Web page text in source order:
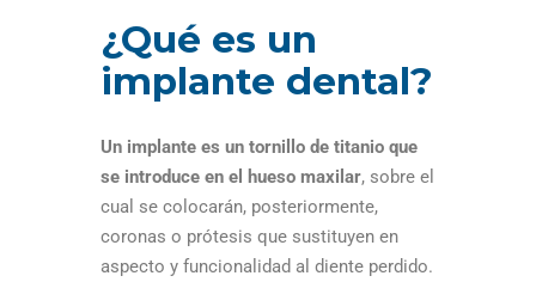
¿Qué es un
implante dental?
Un implante es un tornillo de titanio que
se introduce en el hueso maxilar, sobre el
cual se colocarán, posteriormente,
coronas o prótesis que sustituyen en
aspecto y funcionalidad al diente perdido.